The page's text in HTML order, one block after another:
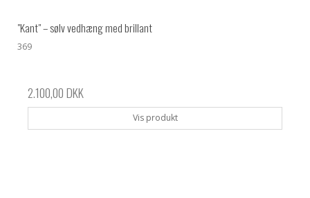
"Kant" – sølv vedhæng med brillant
369
2.100,00 DKK
Vis produkt